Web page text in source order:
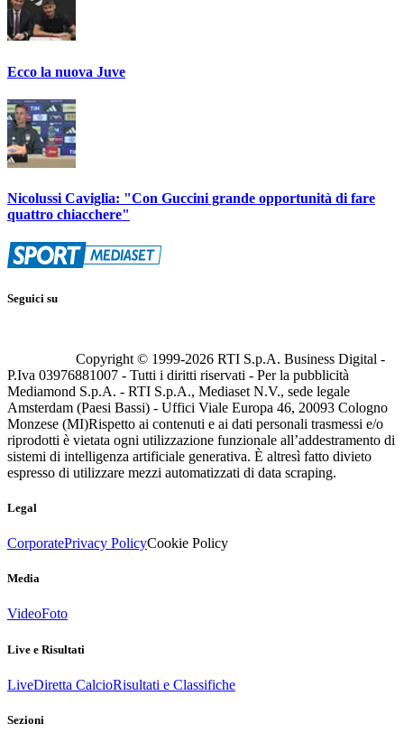
Ecco la nuova Juve
Nicolussi Caviglia: "Con Guccini grande opportunità di fare
quattro chiacchere"
Seguici su
Copyright © 1999-2026 RTI S.p.A. Business Digital -
P.Iva 03976881007 - Tutti i diritti riservati - Per la pubblicità
Mediamond S.p.A. - RTI S.p.A., Mediaset N.V., sede legale
Amsterdam (Paesi Bassi) - Uffici Viale Europa 46, 20093 Cologno
Monzese (MI)Rispetto ai contenuti e ai dati personali trasmessi e/o
riprodotti è vietata ogni utilizzazione funzionale all’addestramento di
sistemi di intelligenza artificiale generativa. È altresì fatto divieto
espresso di utilizzare mezzi automatizzati di data scraping.
Legal
CorporatePrivacy PolicyCookie Policy
Media
VideoFoto
Live e Risultati
LiveDiretta CalcioRisultati e Classifiche
Sezioni